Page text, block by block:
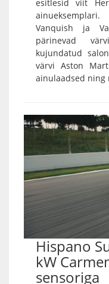
esitlesid viit
Vanquish ja
pärinevad
kujundatud
värvi Aston
ainulaadsed ning
Hispano
kW
sensoriga